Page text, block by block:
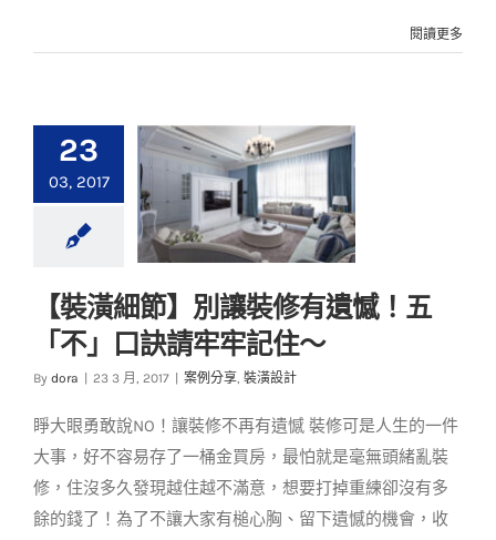
閱讀更多
23
03, 2017
【裝潢細節】別讓裝
修有遺憾️！五「不」
口訣請牢牢記住〜
【裝潢細節】別讓裝修有遺憾️！五
「不」口訣請牢牢記住〜
By dora 23 3 月, 2017 案例分享, 裝潢設計
睜大眼勇敢說NO！讓裝修不再有遺憾 裝修可是人生的一件
大事，好不容易存了一桶金買房，最怕就是毫無頭緒亂裝
修，住沒多久發現越住越不滿意，想要打掉重練卻沒有多
餘的錢了！為了不讓大家有槌心胸、留下遺憾的機會，收